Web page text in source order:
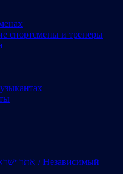
спортсмены и тренеры